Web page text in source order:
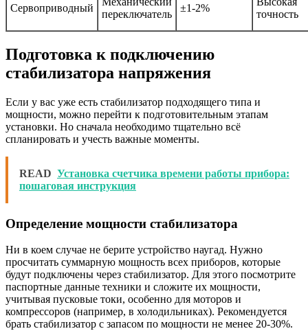
Сервоприводный
переключатель
±1-2%
точность
Подготовка к подключению
стабилизатора напряжения
Если у вас уже есть стабилизатор подходящего типа и
мощности, можно перейти к подготовительным этапам
установки. Но сначала необходимо тщательно всё
спланировать и учесть важные моменты.
READ Установка счетчика времени работы прибора:
пошаговая инструкция
Определение мощности стабилизатора
Ни в коем случае не берите устройство наугад. Нужно
просчитать суммарную мощность всех приборов, которые
будут подключены через стабилизатор. Для этого посмотрите
паспортные данные техники и сложите их мощности,
учитывая пусковые токи, особенно для моторов и
компрессоров (например, в холодильниках). Рекомендуется
брать стабилизатор с запасом по мощности не менее 20-30%.